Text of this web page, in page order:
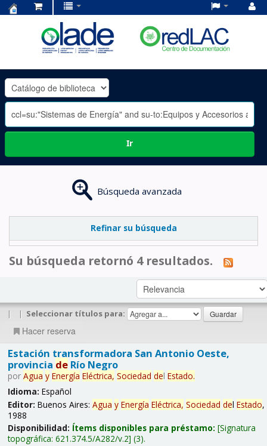
OLADE
-
Ir
Búsqueda avanzada
Refinar su búsqueda
Su búsqueda retornó 4 resultados.
| | Seleccionar títulos para:
Hacer reserva
Estación transformadora San Antonio Oeste,
provincia deRío Negro
por Agua y Energía Eléctrica, Sociedad del Estado.
Idioma: Español
Editor: Buenos Aires: Agua y Energía Eléctrica, Sociedad del Estado,
1988
Disponibilidad: Ítems disponibles para préstamo: Signatura
topográfica: 621.374.5/A282/v.2 (3).